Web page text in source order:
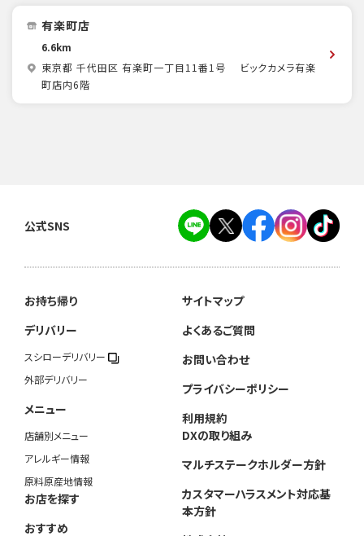
有楽町店
6.6km
東京都 千代田区 有楽町一丁目11番1号 ビックカメラ有楽
町店内6階
公式SNS
お持ち帰り
デリバリー
スシローデリバリー
外部デリバリー
メニュー
店舗別メニュー
アレルギー情報
原料原産地情報
お店を探す
おすすめ
サイトマップ
よくあるご質問
お問い合わせ
プライバシーポリシー
利用規約
DXの取り組み
マルチステークホルダー方針
カスタマーハラスメント対応基
本方針